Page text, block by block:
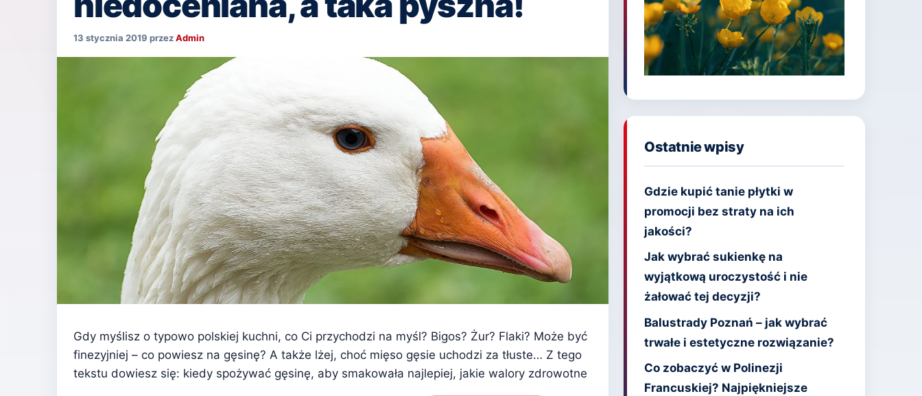
13 stycznia 2019 przezAdmin
Gdy myślisz o typowo polskiej kuchni, co Ci przychodzi na myśl? Bigos? Żur? Flaki? Może być
finezyjniej – co powiesz na gęsinę? A także lżej, choć mięso gęsie uchodzi za tłuste… Z tego
tekstu dowiesz się: kiedy spożywać gęsinę, aby smakowała najlepiej, jakie walory zdrowotne
Ostatnie wpisy
Gdzie kupić tanie płytki w
promocji bez straty na ich
jakości?
Jak wybrać sukienkę na
wyjątkową uroczystość i nie
żałować tej decyzji?
Balustrady Poznań – jak wybrać
trwałe i estetyczne rozwiązanie?
Co zobaczyć w Polinezji
Francuskiej? Najpiękniejsze